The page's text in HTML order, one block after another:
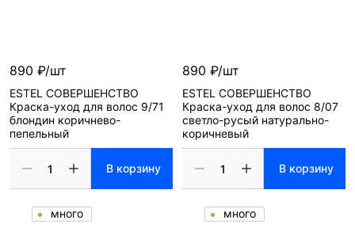
890 ₽/шт
ESTEL СОВЕРШЕНСТВО
Краска-уход для волос 9/71
блондин коричнево-
пепельный
В корзину
много
890 ₽/шт
ESTEL СОВЕРШЕНСТВО
Краска-уход для волос 8/07
светло-русый натурально-
коричневый
В корзину
много